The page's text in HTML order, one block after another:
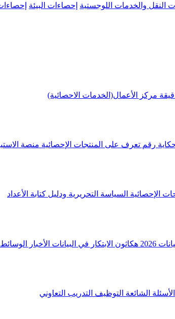
النقل والخدمات اللوجستية إحصاءات البيئة
مركز الأعمال(الخدمات الاحصائية)
رقم تعرف على المنتجات الإحصائية منصة
الإحصائية السياسة التحريرية ودليل كتابة الأعداد
2026 هكاثون الابتكار في البيانات الأخبار الوسائط
الأسئلة الشائعة التوظيف التدريب التعاوني